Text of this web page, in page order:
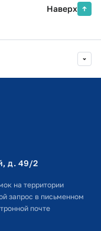
Наверх
д. 49/2​
на территории
запрос в письменном
почте